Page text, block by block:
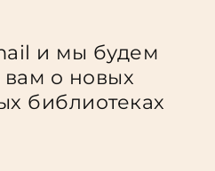
и мы будем
о новых
библиотеках